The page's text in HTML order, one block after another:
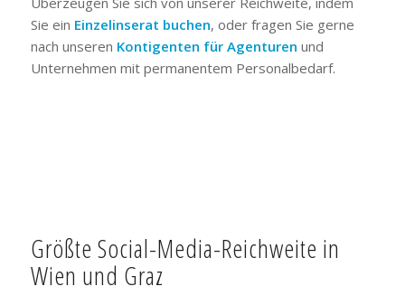
Sie ein Einzelinserat buchen, oder fragen Sie gerne
nach unseren Kontigenten für Agenturen und
Unternehmen mit permanentem Personalbedarf.
Größte Social-Media-Reichweite in
Wien und Graz